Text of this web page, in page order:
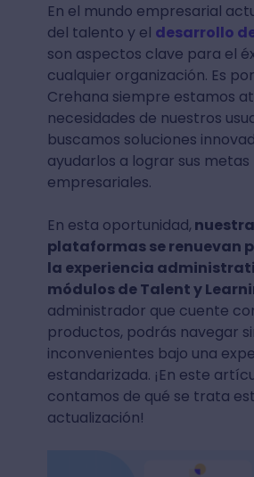
En el mundo empresarial
del talento y el desarrollo
son aspectos clave para el
cualquier organización. Es
Crehana siempre estamos
necesidades de nuestros
buscamos soluciones
ayudarlos a lograr sus metas
empresariales.
En esta oportunidad,
plataformas se renuevan
la experiencia
módulos de Talent y
administrador que cuente
productos, podrás navegar
inconvenientes bajo una
estandarizada. ¡En este
contamos de qué se trata
actualización!